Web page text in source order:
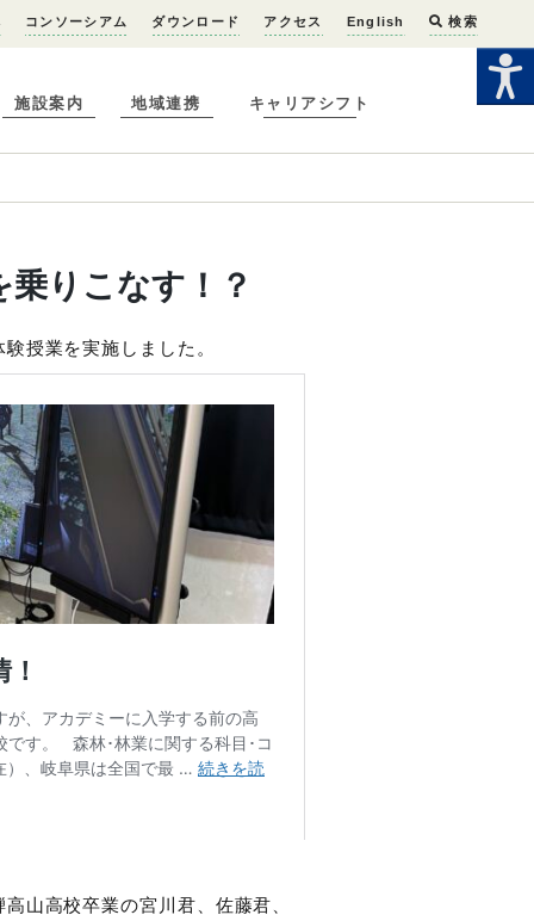
コンソーシアム ダウンロード アクセス English 検索
施設案内 地域連携 キャリアシフト
りこなす！？
授業を実施しました。
山高校卒業の宮川君、佐藤君、